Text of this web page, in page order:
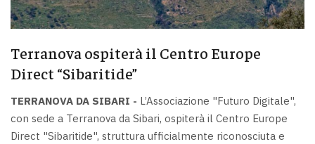
Terranova ospiterà il Centro Europe
Direct “Sibaritide”
TERRANOVA DA SIBARI - L’Associazione "Futuro Digitale",
con sede a Terranova da Sibari, ospiterà il Centro Europe
Direct "Sibaritide", struttura ufficialmente riconosciuta e